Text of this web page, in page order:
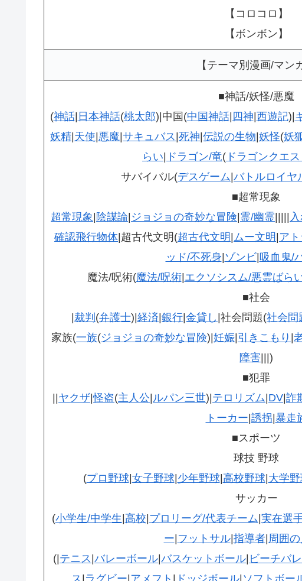
【コロコロ】
【ボンボン】
【テーマ別漫画/マン
■神話/妖怪/悪魔
(神話| 日本神話(桃太郎)|中国(中国神話| 四神|西遊記)|
妖精|天使|悪魔|サキュバス |死神|伝説の生物|妖怪(妖
らい| ドラゴン/竜( ドラゴンクエス
サバイバル(デスゲーム|バトルロイヤ
■超常現象
超常現象 |陰謀論| ジョジョの奇妙な冒険|霊/幽霊|||||
確認飛行物体|超古代文明(超古代文明 | ムー文明 |ア
ッド/不死身|ゾンビ|吸血鬼/
魔法/呪術(魔法/呪術|エクソシスム/悪霊ばら
■社会
|裁判 (弁護士)|経済|銀行|金貸し |社会問題(社会問
家族(一族(ジョジョの奇妙な冒険)|妊娠|引きこもり |
障害|||)
■犯罪
||ヤクザ|怪盗(主人公| ルパン三世)|テロリズム|DV|詐
トーカー|誘拐|暴走
■スポーツ
球技 野球
(プロ野球|女子野球|少年野球|高校野球|大学
サッカー
(小学生/中学生|高校|プロリーグ/代表チーム|実在選
ー| フットサル|指導者| 周囲の
(|テニス |バレーボール|バスケットボール| ビーチバ
ス | ラグビー|アメフト | ドッジボール| ソフトボー